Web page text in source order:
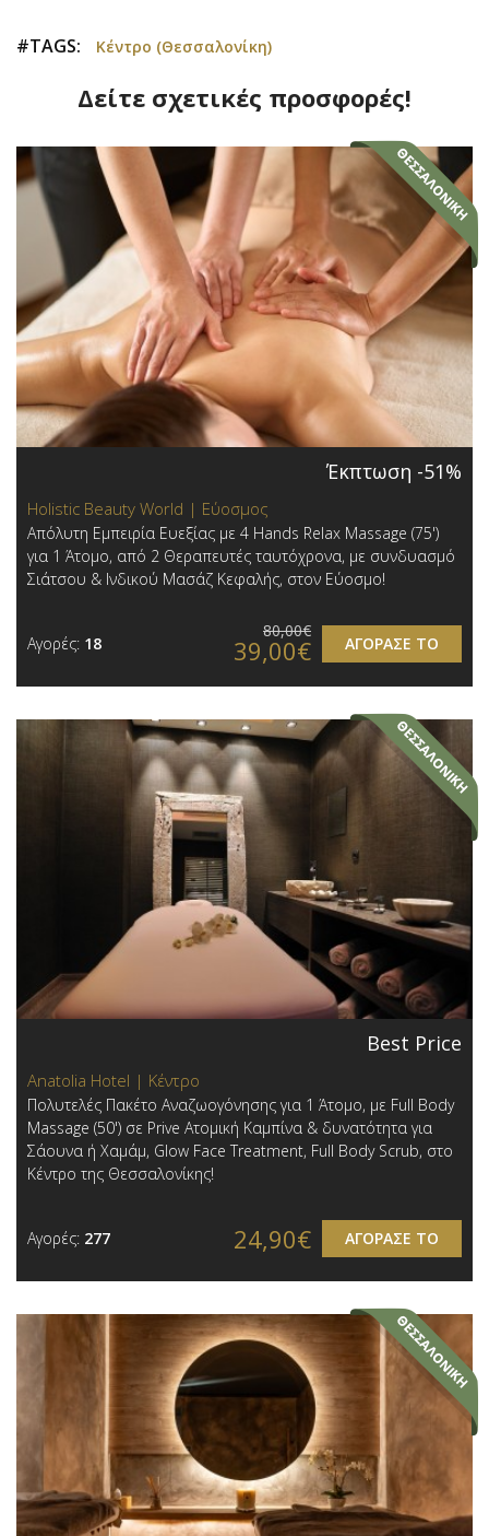
#TAGS: Κέντρο (Θεσσαλονίκη)
Δείτε σχετικές προσφορές!
Έκπτωση -51%
Holistic Beauty World | Εύοσμος
Απόλυτη Εμπειρία Ευεξίας με 4 Hands Relax Massage (75')
για 1 Άτομο, από 2 Θεραπευτές ταυτόχρονα, με συνδυασμό
Σιάτσου & Ινδικού Μασάζ Κεφαλής, στον Εύοσμο!
Αγορές: 18 ΑΓΟΡΑΣΕ ΤΟ
80,00€
39,00€
Best Price
Anatolia Hotel | Κέντρο
Πολυτελές Πακέτο Αναζωογόνησης για 1 Άτομο, με Full Body
Massage (50') σε Prive Ατομική Καμπίνα & δυνατότητα για
Σάουνα ή Χαμάμ, Glow Face Treatment, Full Body Scrub, στο
Κέντρο της Θεσσαλονίκης!
Αγορές: 277 ΑΓΟΡΑΣΕ ΤΟ
24,90€